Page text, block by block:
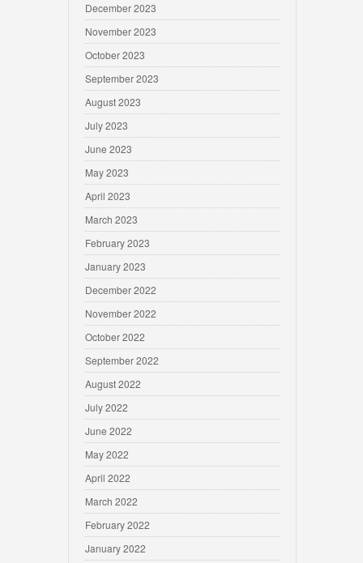
December 2023
November 2023
October 2023
September 2023
August 2023
July 2023
June 2023
May 2023
April 2023
March 2023
February 2023
January 2023
December 2022
November 2022
October 2022
September 2022
August 2022
July 2022
June 2022
May 2022
April 2022
March 2022
February 2022
January 2022